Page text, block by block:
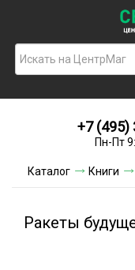
+7 (495)
Пн-Пт
Каталог Книги
Ракеты